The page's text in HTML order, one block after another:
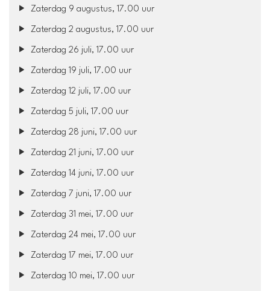
Zaterdag 9 augustus, 17.00 uur
Zaterdag 2 augustus, 17.00 uur
Zaterdag 26 juli, 17.00 uur
Zaterdag 19 juli, 17.00 uur
Zaterdag 12 juli, 17.00 uur
Zaterdag 5 juli, 17.00 uur
Zaterdag 28 juni, 17.00 uur
Zaterdag 21 juni, 17.00 uur
Zaterdag 14 juni, 17.00 uur
Zaterdag 7 juni, 17.00 uur
Zaterdag 31 mei, 17.00 uur
Zaterdag 24 mei, 17.00 uur
Zaterdag 17 mei, 17.00 uur
Zaterdag 10 mei, 17.00 uur